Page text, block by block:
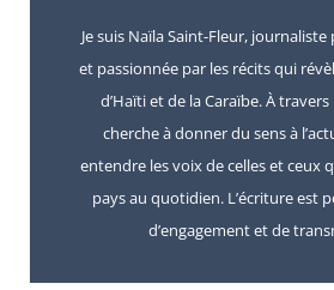
Je suis Naïla Saint-Fleur,
et passionnée par les récits qui
d’Haïti et de la Caraïbe. À
cherche à donner du sens à
entendre les voix de celles et ceux
pays au quotidien. L’écriture est
d’engagement et de